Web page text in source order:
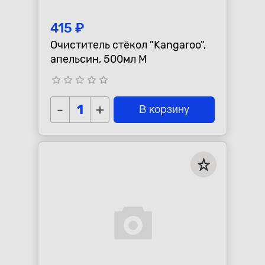
415 ₽
Очиститель стёкол "Kangaroo",
апельсин, 500мл М
star_border star_border star_border star_border star_border
- + В корзину